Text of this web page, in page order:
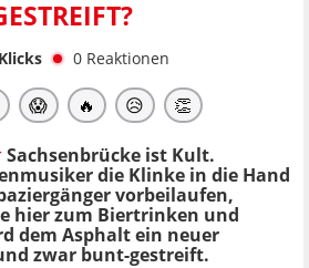
0 Reaktionen
😱 🔥 😥 👏
Sachsenbrücke ist Kult.
die Klinke in die Hand
vorbeilaufen,
hier zum Biertrinken und
dem Asphalt ein neuer
zwar bunt-gestreift.